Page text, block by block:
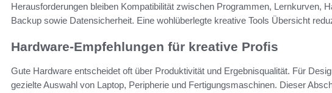
Herausforderungen bleiben Kompatibilität zwischen Programmen, Lernkurven,
Backup sowie Datensicherheit. Eine wohlüberlegte kreative Tools Übersicht
Hardware-Empfehlungen für kreative Profis
Gute Hardware entscheidet oft über Produktivität und Ergebnisqualität. Für
gezielte Auswahl von Laptop, Peripherie und Fertigungsmaschinen. Dieser